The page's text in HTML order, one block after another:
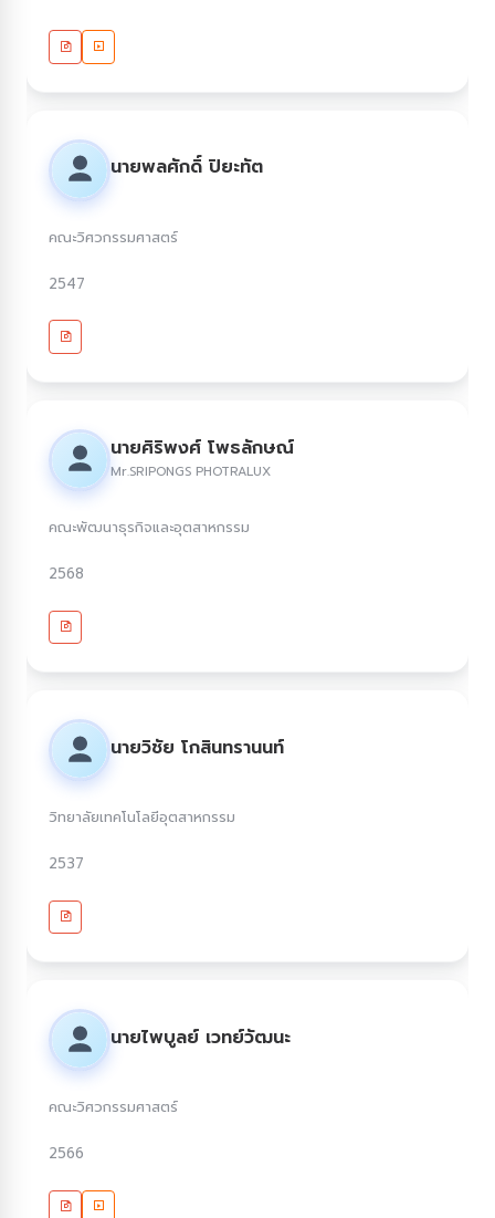
นายพลศักดิ์ ปิยะทัต
คณะวิศวกรรมศาสตร์
2547
นายศิริพงศ์ โพธลักษณ์
Mr.SRIPONGS PHOTRALUX
คณะพัฒนาธุรกิจและอุตสาหกรรม
2568
นายวิชัย โกสินทรานนท์
วิทยาลัยเทคโนโลยีอุตสาหกรรม
2537
นายไพบูลย์ เวทย์วัฒนะ
คณะวิศวกรรมศาสตร์
2566